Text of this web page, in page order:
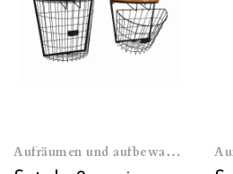
Aufräumen und aufbewahren